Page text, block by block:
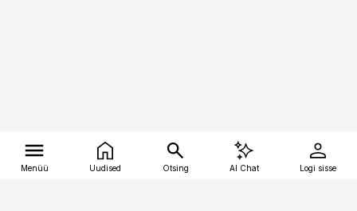
Menüü Uudised Otsing AI Chat Logi sisse